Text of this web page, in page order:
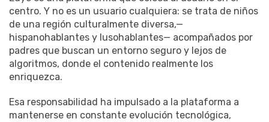
centro. Y no es un usuario cualquiera: se trata de niños
de una región culturalmente diversa,—
hispanohablantes y lusohablantes— acompañados por
padres que buscan un entorno seguro y lejos de
algoritmos, donde el contenido realmente los
enriquezca.
Esa responsabilidad ha impulsado a la plataforma a
mantenerse en constante evolución tecnológica,